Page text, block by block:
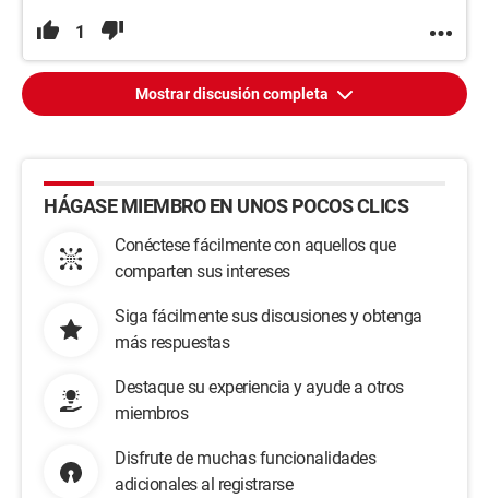
1
Mostrar discusión completa
HÁGASE MIEMBRO EN UNOS POCOS CLICS
Conéctese fácilmente con aquellos que
comparten sus intereses
Siga fácilmente sus discusiones y obtenga
más respuestas
Destaque su experiencia y ayude a otros
miembros
Disfrute de muchas funcionalidades
adicionales al registrarse